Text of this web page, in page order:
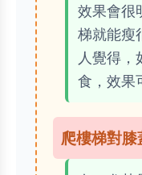
效果會很
梯就能瘦
人覺得，
食，效果
爬樓梯對膝